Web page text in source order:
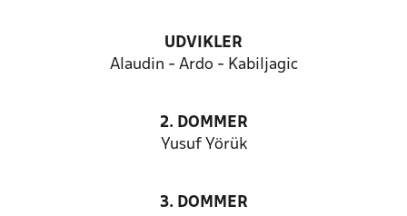
UDVIKLER
Alaudin - Ardo - Kabiljagic
2. DOMMER
Yusuf Yörük
3. DOMMER